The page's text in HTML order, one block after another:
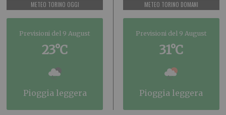
METEO TORINO OGGI
Previsioni del 9 August
23°C
pioggia leggera
METEO TORINO DOMANI
Previsioni del 9 August
31°C
pioggia leggera